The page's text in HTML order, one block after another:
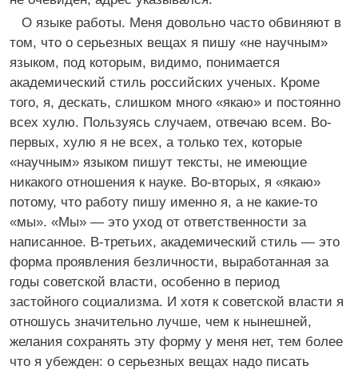
О языке работы. Меня довольно часто обвиняют в
том, что о серьезных вещах я пишу «не научным»
языком, под которым, видимо, понимается
академический стиль российских ученых. Кроме
того, я, дескать, слишком много «якаю» и постоянно
всех хулю. Пользуясь случаем, отвечаю всем. Во-
первых, хулю я не всех, а только тех, которые
«научным» языком пишут тексты, не имеющие
никакого отношения к науке. Во-вторых, я «якаю»
потому, что работу пишу именно я, а не какие-то
«мы». «Мы» — это уход от ответственности за
написанное. В-третьих, академический стиль — это
форма проявления безличности, выработанная за
годы советской власти, особенно в период
застойного социализма. И хотя к советской власти я
отношусь значительно лучше, чем к нынешней,
желания сохранять эту форму у меня нет, тем более
что я убежден: о серьезных вещах надо писать